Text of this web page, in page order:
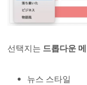
선택지는 드롭다운
뉴스 스타일